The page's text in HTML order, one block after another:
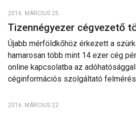
2016. MÁRCIUS 25.
Tizennégyezer cégvezető
Újabb mérföldkőhöz érkezett a
hamarosan több mint 14 ezer cég
online kapcsolatba az
céginformációs szolgáltató
2016. MÁRCIUS 22.